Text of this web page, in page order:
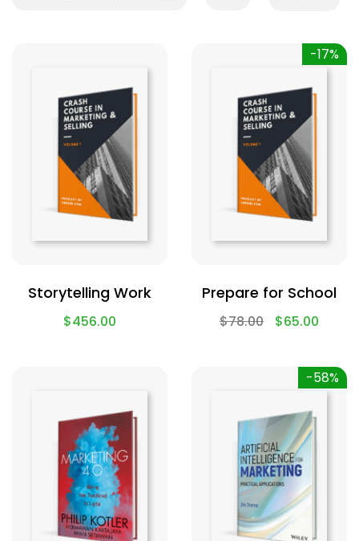
Storytelling Work
$456.00
-17%
Prepare for School
$78.00 $65.00
-58%